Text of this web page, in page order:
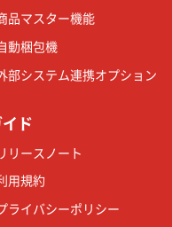
品マスター機能
動梱包機
部システム連携オプション
ド
リースノート
用規約
ライバシーポリシー